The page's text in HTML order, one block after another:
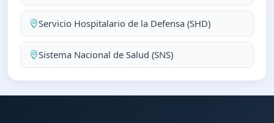
Servicio Hospitalario de la Defensa (SHD)
Sistema Nacional de Salud (SNS)